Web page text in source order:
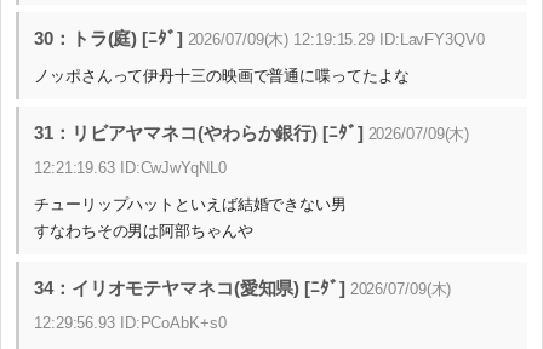
30：トラ(庭) [ﾆﾀﾞ] 2026/07/09(木) 12:19:15.29 ID:LavFY3QV0
ノッポさんって伊丹十三の映画で普通に喋ってたよな
31：リビアヤマネコ(やわらか銀行) [ﾆﾀﾞ] 2026/07/09(木)
12:21:19.63 ID:CwJwYqNL0
チューリップハットといえば結婚できない男
すなわちその男は阿部ちゃんや
34：イリオモテヤマネコ(愛知県) [ﾆﾀﾞ] 2026/07/09(木)
12:29:56.93 ID:PCoAbK+s0